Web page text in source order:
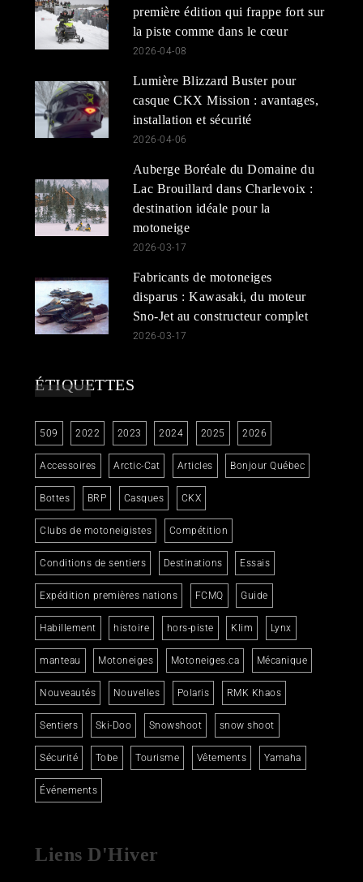
première édition qui frappe fort sur
la piste comme dans le cœur
2026-04-08
Lumière Blizzard Buster pour
casque CKX Mission : avantages,
installation et sécurité
2026-04-06
Auberge Boréale du Domaine du
Lac Brouillard dans Charlevoix :
destination idéale pour la
motoneige
2026-03-17
Fabricants de motoneiges
disparus : Kawasaki, du moteur
Sno-Jet au constructeur complet
2026-03-17
ÉTIQUETTES
509 2022 2023 2024 2025 2026
Accessoires Arctic-Cat Articles Bonjour Québec
Bottes BRP Casques CKX
Clubs de motoneigistes Compétition
Conditions de sentiers Destinations Essais
Expédition premières nations FCMQ Guide
Habillement histoire hors-piste Klim Lynx
manteau Motoneiges Motoneiges.ca Mécanique
Nouveautés Nouvelles Polaris RMK Khaos
Sentiers Ski-Doo Snowshoot snow shoot
Sécurité Tobe Tourisme Vêtements Yamaha
Événements
Liens D'Hiver